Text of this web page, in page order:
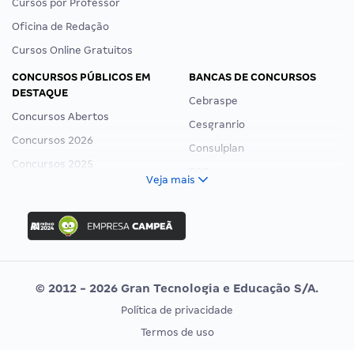
Cursos por Professor
Oficina de Redação
Cursos Online Gratuitos
CONCURSOS PÚBLICOS EM
DESTAQUE
Concursos Abertos
Concursos 2026
Concursos 2025
Concurso Ibama
Concurso MPU
Editais publicados
BANCAS DE CONCURSOS
Cebraspe
Cesgranrio
Consulplan
Vunesp
CONCURSOS POR PROFISSÃO
EXAME DE ORDEM
Veja mais
© 2012 - 2026 Gran Tecnologia e Educação S/A.
Política de privacidade
Termos de uso